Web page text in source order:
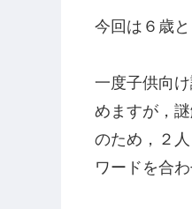
今回は６歳
一度子供向
めますが，
のため，２
ワードを合